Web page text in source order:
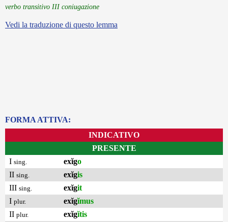
verbo transitivo III coniugazione
Vedi la traduzione di questo lemma
FORMA ATTIVA:
INDICATIVO
PRESENTE
I sing. exĭgo
II sing. exĭgis
III sing. exĭgit
I plur. exĭgĭmus
II plur. exĭgĭtis